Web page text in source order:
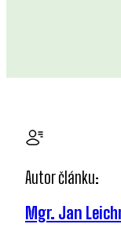
Autor článku:
Mgr. Jan